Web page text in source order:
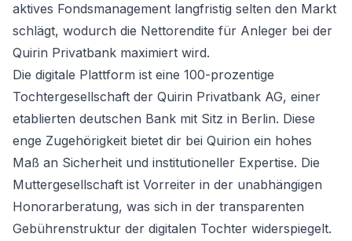
aktives Fondsmanagement langfristig selten den Markt
schlägt, wodurch die Nettorendite für Anleger bei der
Quirin Privatbank maximiert wird.
Die digitale Plattform ist eine 100-prozentige
Tochtergesellschaft der Quirin Privatbank AG, einer
etablierten deutschen Bank mit Sitz in Berlin. Diese
enge Zugehörigkeit bietet dir bei Quirion ein hohes
Maß an Sicherheit und institutioneller Expertise. Die
Muttergesellschaft ist Vorreiter in der unabhängigen
Honorarberatung, was sich in der transparenten
Gebührenstruktur der digitalen Tochter widerspiegelt.